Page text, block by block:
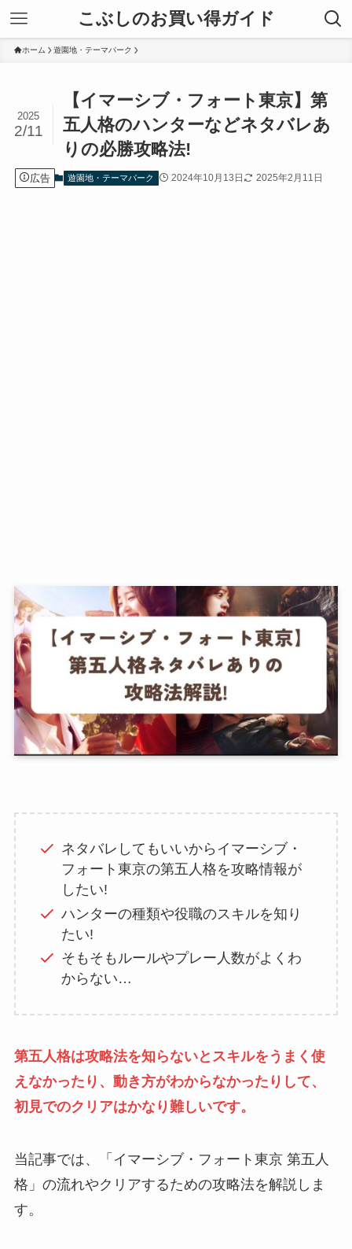
こぶしのお買い得ガイド
ホーム 遊園地・テーマパーク
【イマーシブ・フォート東京】第
五人格のハンターなどネタバレあ
りの必勝攻略法!
2025
2/11
広告 遊園地・テーマパーク 2024年10月13日 2025年2月11日
ネタバレしてもいいからイマーシブ・
フォート東京の第五人格を攻略情報が
したい!
ハンターの種類や役職のスキルを知り
たい!
そもそもルールやプレー人数がよくわ
からない…
第五人格は攻略法を知らないとスキルをうまく使
えなかったり、動き方がわからなかったりして、
初見でのクリアはかなり難しいです。
当記事では、「イマーシブ・フォート東京 第五人
格」の流れやクリアするための攻略法を解説しま
す。